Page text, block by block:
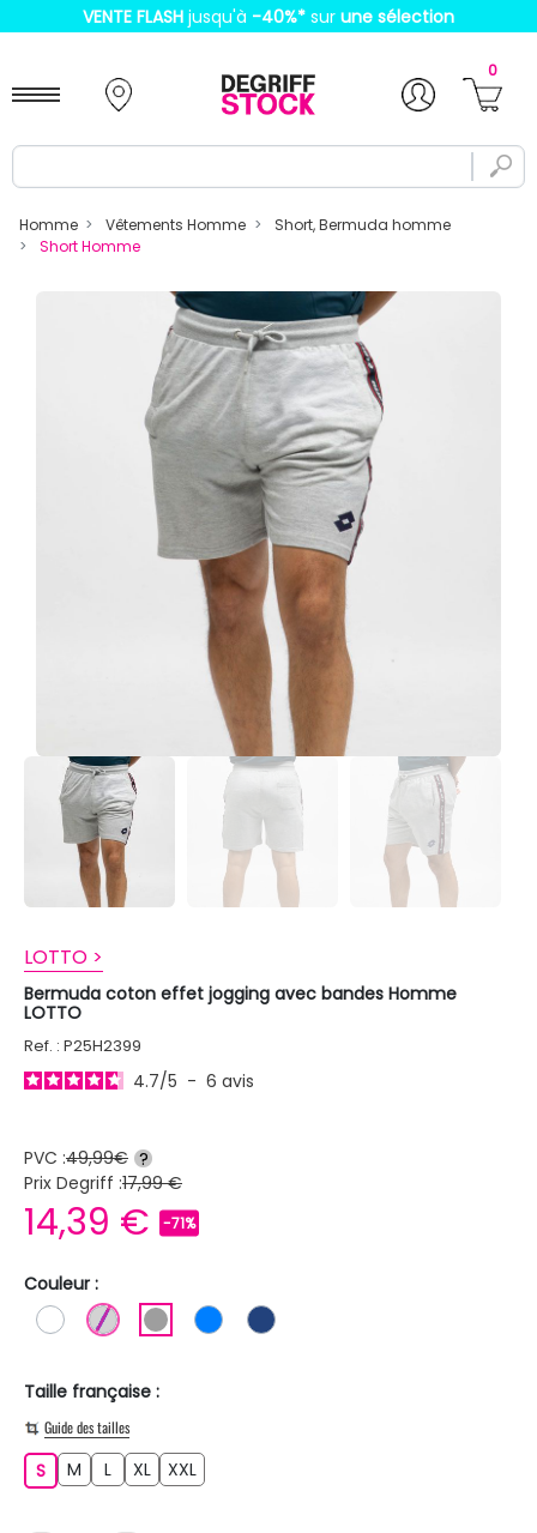
VENTE FLASH jusqu'à -40%* sur une sélection
0
Homme Vêtements Homme
Short, Bermuda homme
Short Homme
LOTTO >
Bermuda coton effet jogging avec bandes Homme
LOTTO
Ref. : P25H2399
4.7/5 - 6 avis
PVC :49,99€ ?
Prix Degriff :17,99 €
14,39 € -71%
Couleur :
BLANCGRIS CLAIR
GRIS BLEU BLEU FONCE
Taille française :
Guide des tailles
SS M L XL XXL